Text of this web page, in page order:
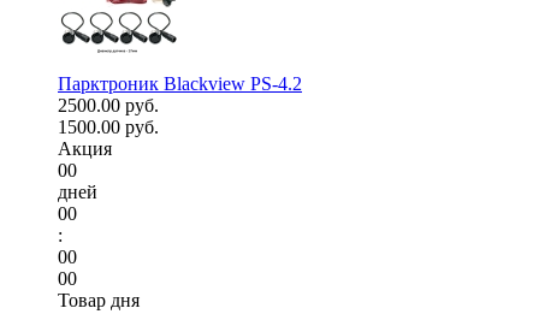
Парктроник Blackview PS-4.2
2500.00 руб.
1500.00 руб.
Акция
00
дней
00
:
00
00
Товар дня